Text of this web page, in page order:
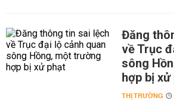
Đăng
về Trục
sông
hợp bị xử
THỊ TRƯỜNG